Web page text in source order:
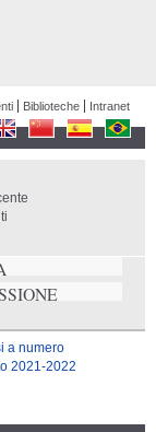
Biblioteche Intranet
a numero
2021-2022